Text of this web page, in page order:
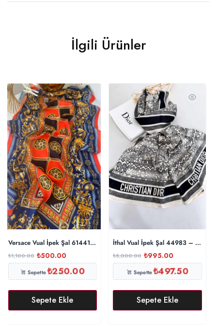
İlgili Ürünler
Versace Vual İpek Şal 614412 – Turuncu
₺1,100.00 ₺500.00
Sepette₺250.00
Sepete Ekle
İthal Vual İpek Şal 44983 – Siyah
₺5,000.00 ₺995.00
Sepette₺497.50
Sepete Ekle